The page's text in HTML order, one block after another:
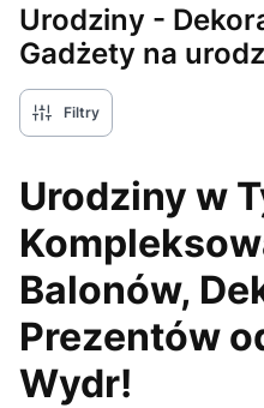
Urodziny -
Gadżety na
Filtry
Urodziny w
Balonów,
Prezentów
Wydr!